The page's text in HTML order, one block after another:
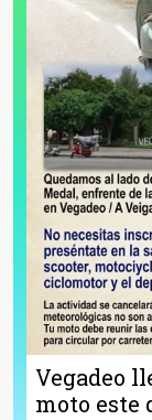
Vegadeo
moto este